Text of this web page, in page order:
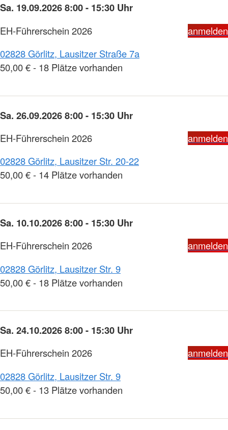
Sa. 19.09.2026 8:00 - 15:30 Uhr
EH-Führerschein 2026
anmelden
02828 Görlitz, Lausitzer Straße 7a
50,00 € - 18 Plätze vorhanden
Sa. 26.09.2026 8:00 - 15:30 Uhr
EH-Führerschein 2026
anmelden
02828 Görlitz, Lausitzer Str. 20-22
50,00 € - 14 Plätze vorhanden
Sa. 10.10.2026 8:00 - 15:30 Uhr
EH-Führerschein 2026
anmelden
02828 Görlitz, Lausitzer Str. 9
50,00 € - 18 Plätze vorhanden
Sa. 24.10.2026 8:00 - 15:30 Uhr
EH-Führerschein 2026
anmelden
02828 Görlitz, Lausitzer Str. 9
50,00 € - 13 Plätze vorhanden